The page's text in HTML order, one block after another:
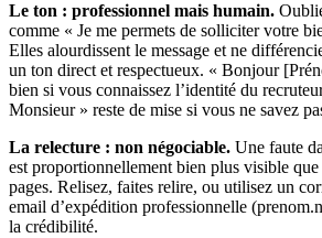
Le ton : professionnel mais humain.
comme « Je me permets de solliciter votre
Elles alourdissent le message et ne
un ton direct et respectueux. « Bonjour
bien si vous connaissez l’identité du
Monsieur » reste de mise si vous ne savez
La relecture : non négociable. Une faute
est proportionnellement bien plus visible
pages. Relisez, faites relire, ou utilisez un
email d’expédition professionnelle
la crédibilité.